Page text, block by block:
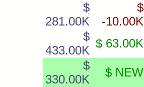
$
281.00K
$
-10.00K
$
433.00K
$ 63.00K
$
330.00K
$ NEW